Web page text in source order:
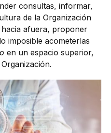
consultas, informar,
de la Organización
afuera, proponer
imposible acometerlas
en un espacio superior,